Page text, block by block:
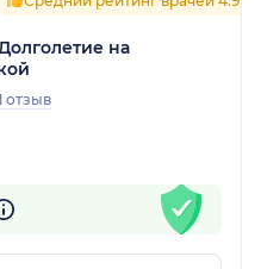
на
отзыв